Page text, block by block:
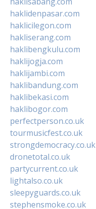
haklidenpasar.com
haklicilegon.com
hakliserang.com
haklibengkulu.com
haklijogja.com
haklijambi.com
haklibandung.com
haklibekasi.com
haklibogor.com
perfectperson.co.uk
tourmusicfest.co.uk
strongdemocracy.co.uk
dronetotal.co.uk
partycurrent.co.uk
lightalso.co.uk
sleepyguards.co.uk
stephensmoke.co.uk